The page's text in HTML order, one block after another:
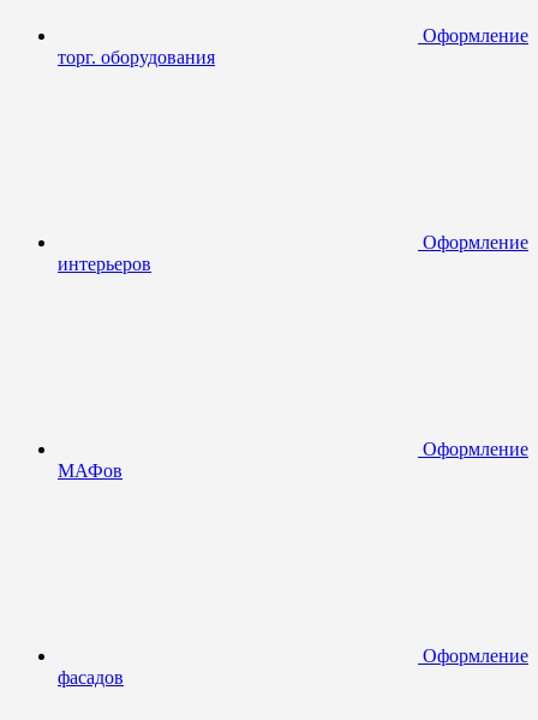
Оформление
торг. оборудования
Оформление
интерьеров
Оформление
МАФов
Оформление
фасадов